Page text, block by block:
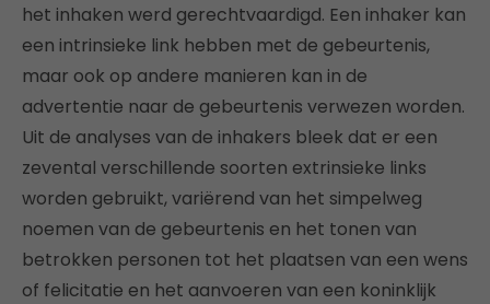
het inhaken werd gerechtvaardigd. Een inhaker kan
een intrinsieke link hebben met de gebeurtenis,
maar ook op andere manieren kan in de
advertentie naar de gebeurtenis verwezen worden.
Uit de analyses van de inhakers bleek dat er een
zevental verschillende soorten extrinsieke links
worden gebruikt, variërend van het simpelweg
noemen van de gebeurtenis en het tonen van
betrokken personen tot het plaatsen van een wens
of felicitatie en het aanvoeren van een koninklijk